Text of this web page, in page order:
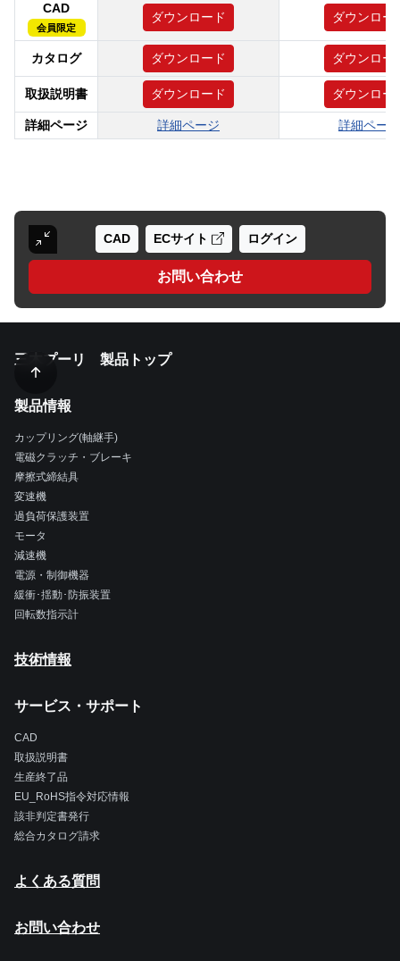
CAD
会員限定
ダウンロード ダウンロー
カタログ ダウンロード ダウンロー
取扱説明書 ダウンロード ダウンロー
詳細ページ 詳細ページ 詳細ページ
CAD ECサイト ログイン
お問い合わせ
三木プーリ 製品トップ
製品情報
カップリング(軸継手)
電磁クラッチ・ブレーキ
摩擦式締結具
変速機
過負荷保護装置
モータ
減速機
電源・制御機器
緩衝･揺動･防振装置
回転数指示計
技術情報
サービス・サポート
CAD
取扱説明書
生産終了品
EU_RoHS指令対応情報
該非判定書発行
総合カタログ請求
よくある質問
お問い合わせ